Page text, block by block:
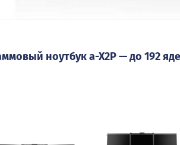
ноутбук a-X2P — до 192